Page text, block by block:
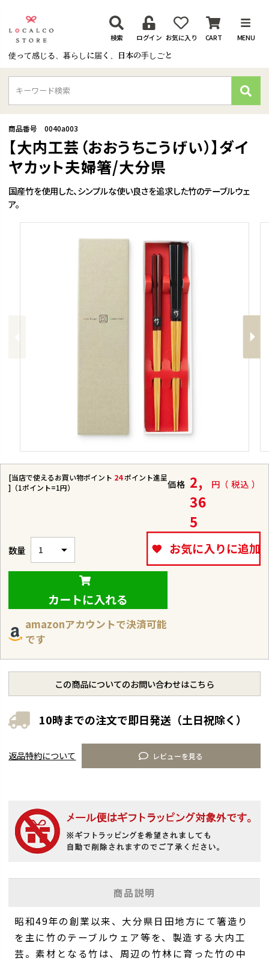
使って感じる、暮らしに届く、日本の手しごと
検索 ログイン お気に入り CART MENU
検
索
Previous
国産竹を使用した、シンプルな使い良さを追求した竹のテーブルウェ
ア。
【大内工芸（おおうちこうげい）】ダイ
ヤカット夫婦箸/大分県
商品番号 0040a003
[当店で使えるお買い物ポイント 24ポイント進呈
]（1ポイント=1円）
価格 2,
36
5
税込
お気に入りに追加
カートに入れる
amazonアカウントで決済可能
です
10時までの注文で即日発送（土日祝除く）
この商品についてのお問い合わせはこちら
レビューを見る
返品特約について
商品説明
昭和49年の創業以来、大分県日田地方にて箸造り
を主に竹のテーブルウェア等を、製造する大内工
芸。素材となる竹は、周辺の竹林に育った竹の中